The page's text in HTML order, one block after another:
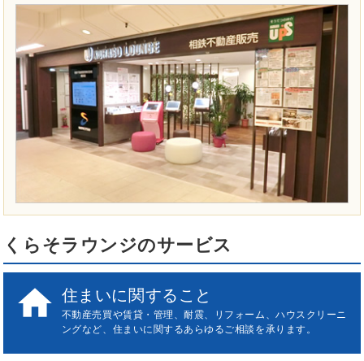
くらそラウンジのサービス
 住まいに関すること
不動産売買や賃貸・管理、耐震、リフォーム、ハウスクリーニ
ングなど、住まいに関するあらゆるご相談を承ります。